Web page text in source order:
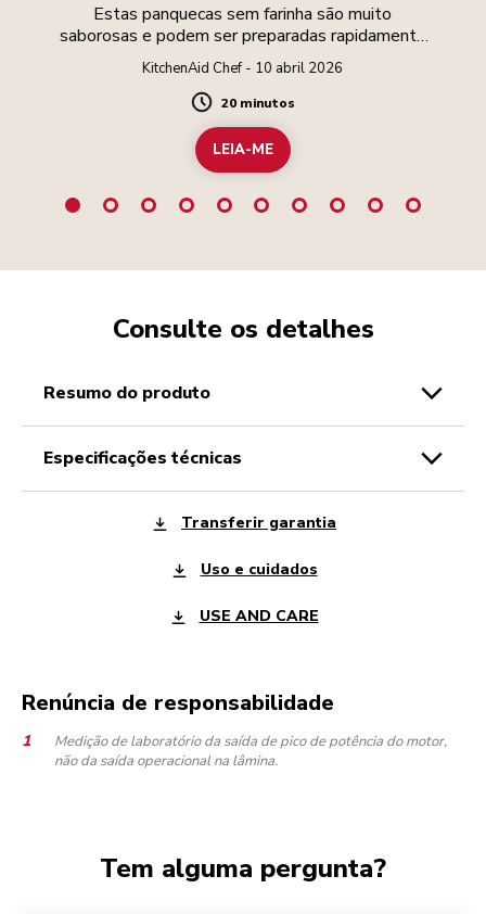
Estas panquecas sem farinha são muito
saborosas e podem ser preparadas rapidamente
numa liquidificadora.
KitchenAid Chef - 10 abril 2026
Duration
20 minutos
LEIA-ME
Consulte os detalhes
resumo do produto
especificações técnicas
Transferir garantia
Uso e cuidados
USE AND CARE
Renúncia de responsabilidade
Medição de laboratório da saída de pico de potência do motor,
não da saída operacional na lâmina.
Tem alguma pergunta?